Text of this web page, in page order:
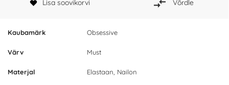
Kaubamärk Obsessive
Värv Must
Materjal Elastaan, Nailon
Lisa soovikorvi Võrdle